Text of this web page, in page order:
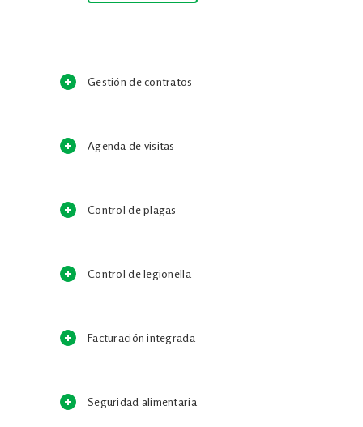
Gestión de contratos
Agenda de visitas
Control de plagas
Control de legionella
Facturación integrada
Seguridad alimentaria